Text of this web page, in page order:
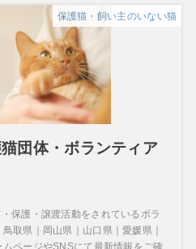
保護猫・飼い主のいない猫
猫団体・ボランティア
保護・譲渡活動をされているボラ
取県｜岡山県｜山口県｜愛媛県｜
ページやSNSにて最新情報をご確